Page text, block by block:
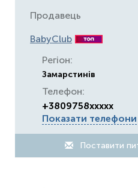
Продавець
BabyClub
Регіон:
Замарстинів
Телефон:
+3809758xxxxx
Показати телефони
Поставити